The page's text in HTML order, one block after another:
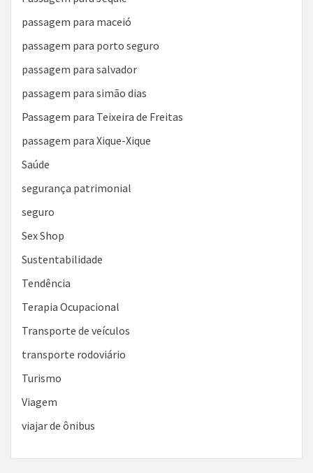
passagem para maceió
passagem para porto seguro
passagem para salvador
passagem para simão dias
Passagem para Teixeira de Freitas
passagem para Xique-Xique
Saúde
segurança patrimonial
seguro
Sex Shop
Sustentabilidade
Tendência
Terapia Ocupacional
Transporte de veículos
transporte rodoviário
Turismo
Viagem
viajar de ônibus